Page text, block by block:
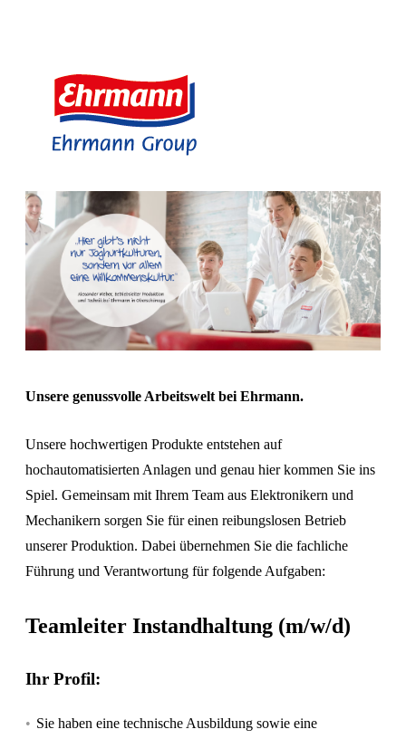
Unsere genussvolle Arbeitswelt bei Ehrmann.
Unsere hochwertigen Produkte entstehen auf
hochautomatisierten Anlagen und genau hier kommen Sie ins
Spiel. Gemeinsam mit Ihrem Team aus Elektronikern und
Mechanikern sorgen Sie für einen reibungslosen Betrieb
unserer Produktion. Dabei übernehmen Sie die fachliche
Führung und Verantwortung für folgende Aufgaben:
Teamleiter Instandhaltung (m/w/d)
Ihr Profil:
Sie haben eine technische Ausbildung sowie eine